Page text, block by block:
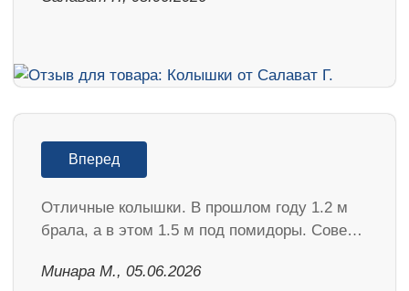
Вперед
Отличные колышки. В прошлом году 1.2 м
брала, а в этом 1.5 м под помидоры. Сове…
Минара М., 05.06.2026